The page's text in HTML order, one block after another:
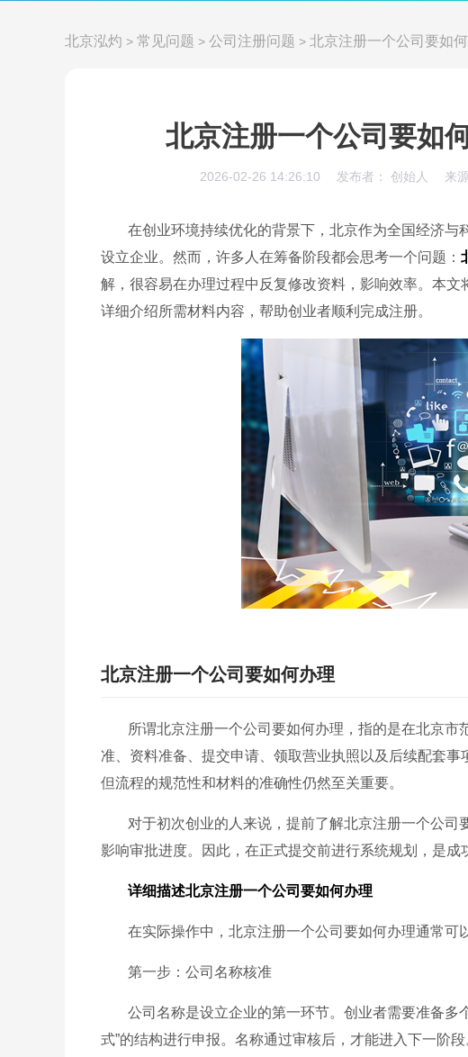
北京泓灼 > 常见问题 > 公司注册问题 > 北京注册一个公司要如
北京注册一个公司要如
2026-02-26 14:26:10 发布者： 创始人 来
在创业环境持续优化的背景下，北京作为全国经济
设立企业。然而，许多人在筹备阶段都会思考一个问题：
解，很容易在办理过程中反复修改资料，影响效率。本
详细介绍所需材料内容，帮助创业者顺利完成注册。
北京注册一个公司要如何办理
所谓北京注册一个公司要如何办理，指的是在北京
准、资料准备、提交申请、领取营业执照以及后续配套
但流程的规范性和材料的准确性仍然至关重要。
对于初次创业的人来说，提前了解北京注册一个公
影响审批进度。因此，在正式提交前进行系统规划，是成
详细描述北京注册一个公司要如何办理
在实际操作中，北京注册一个公司要如何办理通常可
第一步：公司名称核准
公司名称是设立企业的第一环节。创业者需要准备多
式”的结构进行申报。名称通过审核后，才能进入下一阶